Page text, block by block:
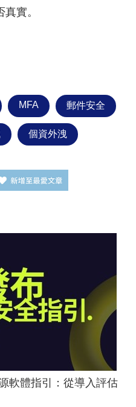
實。
MFA 郵件安全
個資外洩
軟體指引：從導入評估